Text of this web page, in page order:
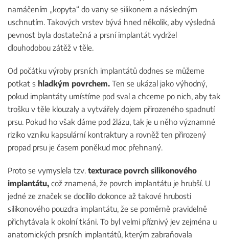
namáčením „kopyta“ do vany se silikonem a následným
uschnutím. Takových vrstev bývá hned několik, aby výsledná
pevnost byla dostatečná a prsní implantát vydržel
dlouhodobou zátěž v těle.
Od počátku výroby prsních implantátů dodnes se můžeme
potkat s hladkým povrchem. Ten se ukázal jako výhodný,
pokud implantáty umístíme pod sval a chceme po nich, aby tak
trošku v těle klouzaly a vytvářely dojem přirozeného spadnutí
prsu. Pokud ho však dáme pod žlázu, tak je u něho významné
riziko vzniku kapsulární kontraktury a rovněž ten přirozený
propad prsu je časem poněkud moc přehnaný.
Proto se vymyslela tzv. texturace povrch silikonového
implantátu, což znamená, že povrch implantátu je hrubší. U
jedné ze značek se docílilo dokonce až takové hrubosti
silikonového pouzdra implantátu, že se poměrně pravidelně
přichytávala k okolní tkáni. To byl velmi příznivý jev zejména u
anatomických prsních implantátů, kterým zabraňovala